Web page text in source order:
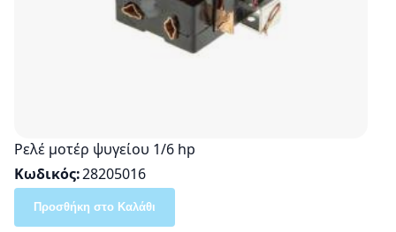
Ρελέ μοτέρ ψυγείου 1/6 hp
Κωδικός 28205016
Προσθήκη στο Καλάθι